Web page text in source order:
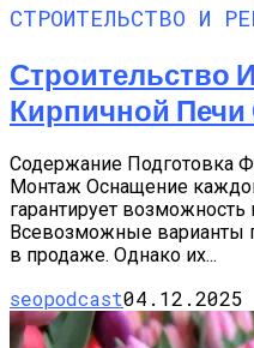
СТРОИТЕЛЬСТВО И
Строительство
Кирпичной
Содержание Подготовка
Монтаж Оснащение
гарантирует
Всевозможные варианты
в продаже. Однако их...
seopodcast04.12.2025